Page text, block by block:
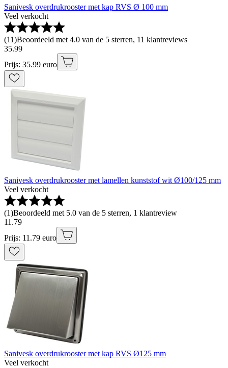
Sanivesk overdrukrooster met kap RVS Ø 100 mm
Veel verkocht
(11)Beoordeeld met 4.0 van de 5 sterren, 11 klantreviews
35.99
Prijs: 35.99 euro
Sanivesk overdrukrooster met lamellen kunststof wit Ø100/125 mm
Veel verkocht
(1)Beoordeeld met 5.0 van de 5 sterren, 1 klantreview
11 .79
Prijs: 11.79 euro
Sanivesk overdrukrooster met kap RVS Ø125 mm
Veel verkocht